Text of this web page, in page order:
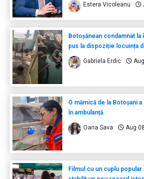
Estera Vicoleanu
Botoșănean condamnat
pus la dispoziție locuința
Gabriela Erdic
O mămică de la Botoșani
în ambulanță
Oana Sava Aug
Filmul cu un cuplu